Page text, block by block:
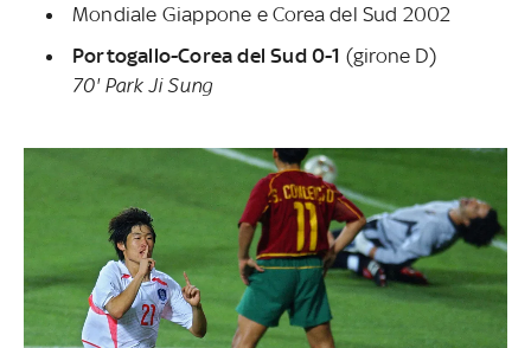
Mondiale Giappone e Corea del Sud 2002
Portogallo-Corea del Sud 0-1 (girone D)
70' Park Ji Sung